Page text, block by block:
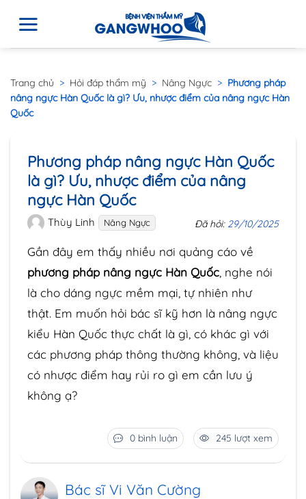
Trang chủ > Hỏi đáp thẩm mỹ > Nâng Ngực > Phương pháp
nâng ngực Hàn Quốc là gì? Ưu, nhược điểm của nâng ngực Hàn
Quốc
Phương pháp nâng ngực Hàn Quốc
là gì? Ưu, nhược điểm của nâng
ngực Hàn Quốc
Thùy Linh Nâng Ngực Đã hỏi: 29/10/2025
Gần đây em thấy nhiều nơi quảng cáo về
phương pháp nâng ngực Hàn Quốc , nghe nói
là cho dáng ngực mềm mại, tự nhiên như
thật. Em muốn hỏi bác sĩ kỹ hơn là nâng ngực
kiểu Hàn Quốc thực chất là gì, có khác gì với
các phương pháp thông thường không, và liệu
có nhược điểm hay rủi ro gì em cần lưu ý
không ạ?
0 bình luận 245 lượt xem
Bác sĩ Vi Văn Cường